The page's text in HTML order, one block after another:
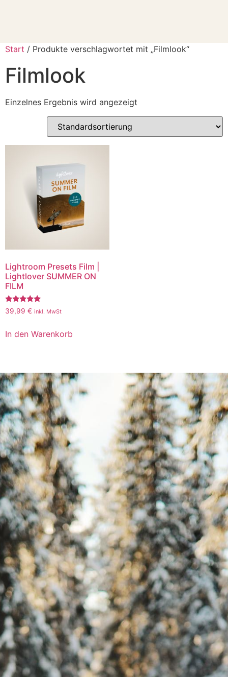
Start / Produkte verschlagwortet mit „Filmlook“
Filmlook
Einzelnes Ergebnis wird angezeigt
Lightroom Presets Film |
Lightlover SUMMER ON
FILM
Bewertet
mit
39,99 € inkl. MwSt
In den Warenkorb